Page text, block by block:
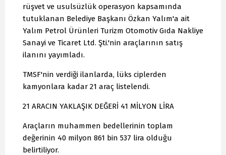
rüşvet ve usulsüzlük operasyon kapsamında
tutuklanan Belediye Başkanı Özkan Yalım'a ait
Yalım Petrol Ürünleri Turizm Otomotiv Gıda Nakliye
Sanayi ve Ticaret Ltd. Şti.'nin araçlarının satış
ilanını yayımladı.
TMSF'nin verdiği ilanlarda, lüks ciplerden
kamyonlara kadar 21 araç listelendi.
21 ARACIN YAKLAŞIK DEĞERİ 41 MİLYON LİRA
Araçların muhammen bedellerinin toplam
değerinin 40 milyon 861 bin 537 lira olduğu
belirtiliyor.